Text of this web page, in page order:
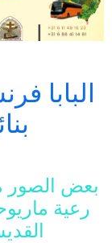
بعض الصور
رعية